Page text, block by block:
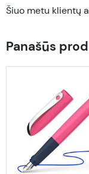
Šiuo metu klientų
Panašūs